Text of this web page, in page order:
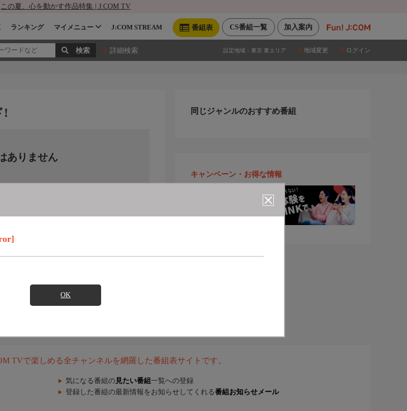
この夏、心を動かす作品特集 | J:COM TV
加入案内
CS番組一覧
番組表
ランキング マイメニュー J:COM STREAM
詳細検索 設定地域： 東京 東エリア 地域変更 ログイン
OK
!
ありません
同じジャンルのおすすめ番組
キャンペーン・お得な情報
TVで楽しめる全チャンネルを網羅した番組表サイトです。
気になる番組の 見たい番組 一覧への登録
登録した番組の最新情報をお知らせしてくれる番組お知らせメール